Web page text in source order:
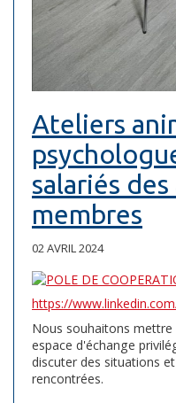
Ateliers
salariés
membres
02 AVRIL 2024
https://
Nous souhaitons mettre
espace d'échange
discuter des situations
rencontrées.